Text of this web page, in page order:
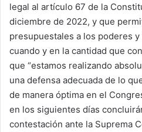
legal al artículo 67 de la
diciembre de 2022, y que
presupuestales a los poderes
cuando y en la cantidad que
que “estamos realizando
una defensa adecuada de lo
de manera óptima en el
en los siguientes días
contestación ante la Suprema